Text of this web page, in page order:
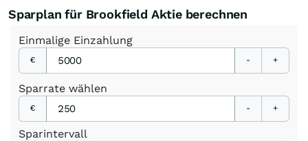
Sparplan für Brookfield Aktie berechnen
Einmalige Einzahlung
€ - +
Sparrate wählen
€ - +
Sparintervall